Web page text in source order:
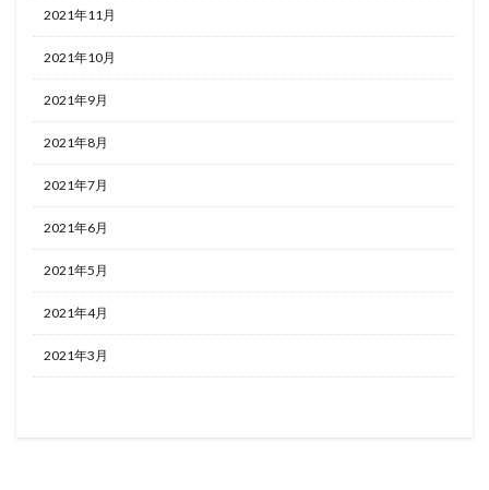
2021年11月
2021年10月
2021年9月
2021年8月
2021年7月
2021年6月
2021年5月
2021年4月
2021年3月